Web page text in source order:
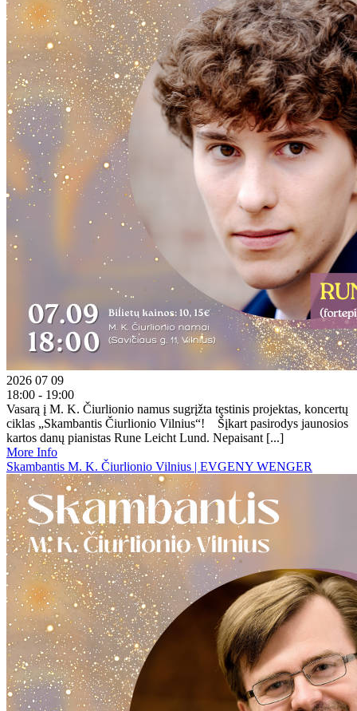
2026 07 09
18:00 - 19:00
Vasarą į M. K. Čiurlionio namus sugrįžta tęstinis projektas, koncertų
ciklas „Skambantis Čiurlionio Vilnius“! Šįkart pasirodys jaunosios
kartos danų pianistas Rune Leicht Lund. Nepaisant [...]
More Info
Skambantis M. K. Čiurlionio Vilnius | EVGENY WENGER